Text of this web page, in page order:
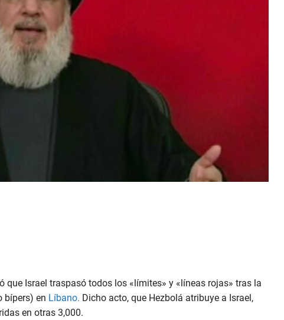
que Israel traspasó todos los «límites» y «líneas rojas» tras la
bípers) en Líbano. Dicho acto, que Hezbolá atribuye a Israel,
en otras 3,000.